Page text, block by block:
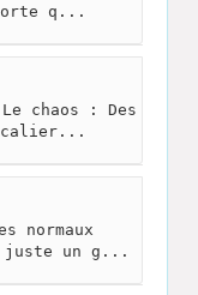
q...
chaos : Des
normaux
juste un g...